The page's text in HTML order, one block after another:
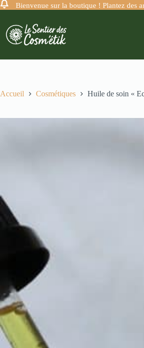
Bienvenue sur la boutique ! Plantez des
Accueil Cosmétiques Huile de soin «